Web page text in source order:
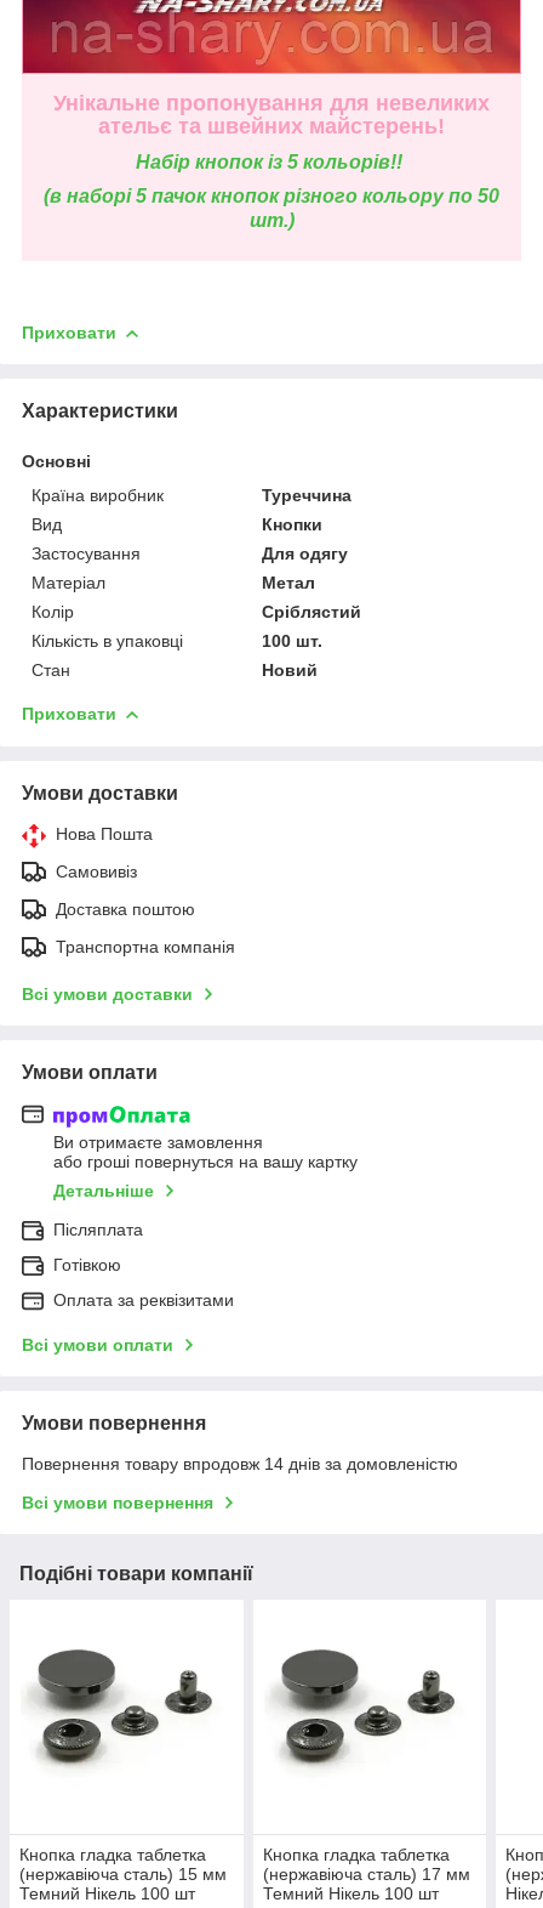
Унікальне пропонування для невеликих
ательє та швейних майстерень!
Набір кнопок із 5 кольорів!!
(в наборі 5 пачок кнопок різного кольору по 50
шт.)
Приховати
Характеристики
Основні
Країна виробник
Туреччина
Вид
Кнопки
Застосування
Для одягу
Матеріал
Метал
Колір
Сріблястий
Кількість в упаковці
100 шт.
Стан
Новий
Приховати
Умови доставки
Нова Пошта
Самовивіз
Доставка поштою
Транспортна компанія
Всі умови доставки
Умови оплати
Ви отримаєте замовлення
або гроші повернуться на вашу картку
Детальніше
Післяплата
Готівкою
Оплата за реквізитами
Всі умови оплати
Умови повернення
Повернення товару впродовж 14 днів за домовленістю
Всі умови повернення
Подібні товари компанії
Кнопка гладка таблетка
(нержавіюча сталь) 15 мм
Темний Нікель 100 шт
Кнопка гладка таблетка
(нержавіюча сталь) 17 мм
Темний Нікель 100 шт